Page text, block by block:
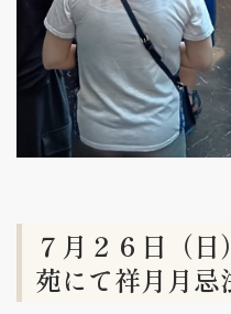
７月２６日（
苑にて祥月月忌